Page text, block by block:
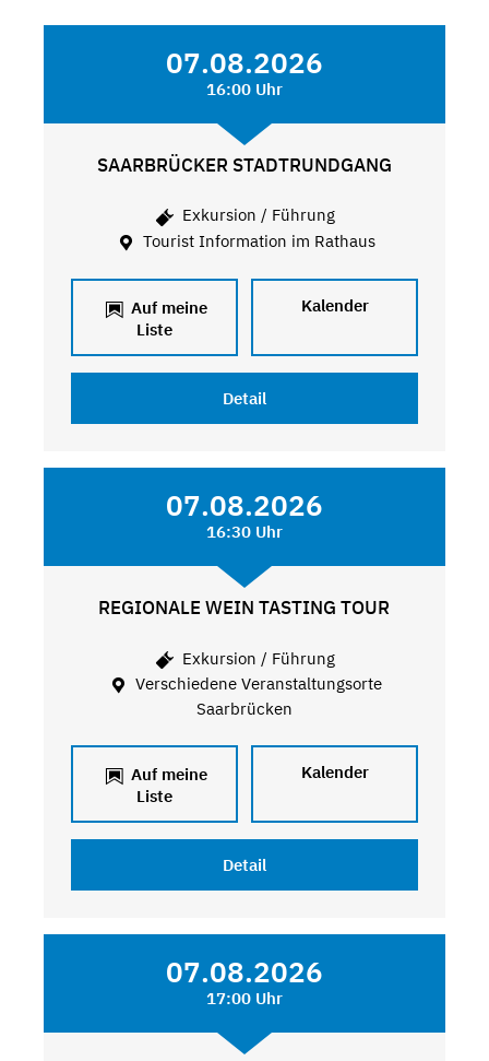
07.08.2026
16:00 Uhr
SAARBRÜCKER STADTRUNDGANG
Exkursion / Führung
Tourist Information im Rathaus
Auf meine
Liste
Kalender
Detail
07.08.2026
16:30 Uhr
REGIONALE WEIN TASTING TOUR
Exkursion / Führung
Verschiedene Veranstaltungsorte
Saarbrücken
Auf meine
Liste
Kalender
Detail
07.08.2026
17:00 Uhr